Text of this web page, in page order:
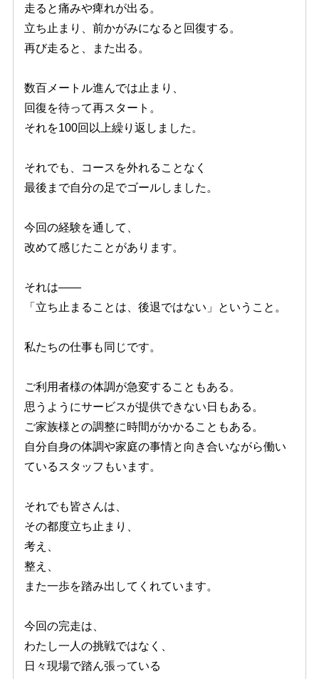
走ると痛みや痺れが出る。
立ち止まり、前かがみになると回復する。
再び走ると、また出る。
数百メートル進んでは止まり、
回復を待って再スタート。
それを100回以上繰り返しました。
それでも、コースを外れることなく
最後まで自分の足でゴールしました。
今回の経験を通して、
改めて感じたことがあります。
それは――
「立ち止まることは、後退ではない」ということ。
私たちの仕事も同じです。
ご利用者様の体調が急変することもある。
思うようにサービスが提供できない日もある。
ご家族様との調整に時間がかかることもある。
自分自身の体調や家庭の事情と向き合いながら働い
ているスタッフもいます。
それでも皆さんは、
その都度立ち止まり、
考え、
整え、
また一歩を踏み出してくれています。
今回の完走は、
わたし一人の挑戦ではなく、
日々現場で踏ん張っている